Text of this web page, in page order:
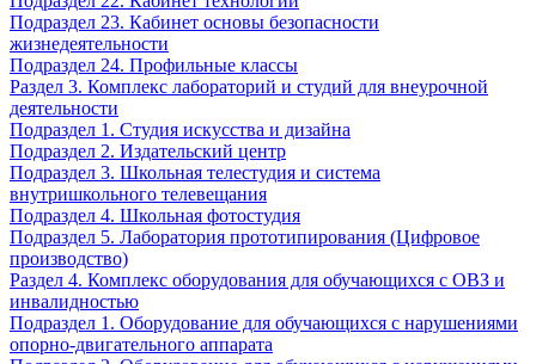
Подраздел 23. Кабинет основы безопасности
жизнедеятельности
Подраздел 24. Профильные классы
Раздел 3. Комплекс лабораторий и студий для внеурочной
деятельности
Подраздел 1. Студия искусства и дизайна
Подраздел 2. Издательский центр
Подраздел 3. Школьная телестудия и система
внутришкольного телевещания
Подраздел 4. Школьная фотостудия
Подраздел 5. Лаборатория прототипирования (Цифровое
производство)
Раздел 4. Комплекс оборудования для обучающихся с ОВЗ и
инвалидностью
Подраздел 1. Оборудование для обучающихся с нарушениями
опорно-двигательного аппарата